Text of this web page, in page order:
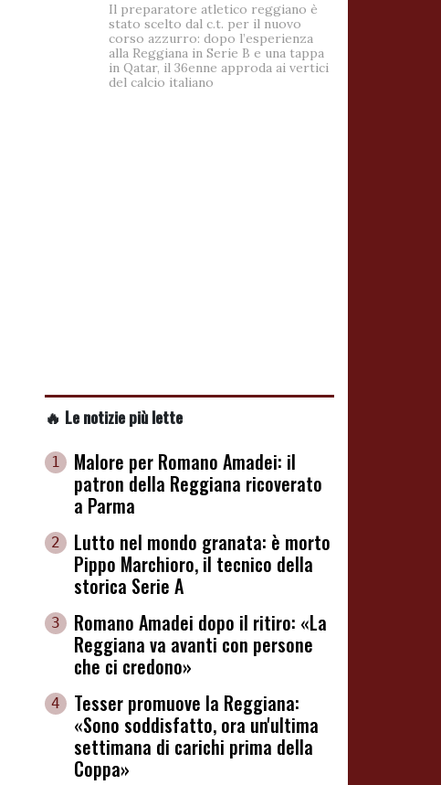
Il preparatore atletico reggiano è
stato scelto dal c.t. per il nuovo
corso azzurro: dopo l’esperienza
alla Reggiana in Serie B e una tappa
in Qatar, il 36enne approda ai vertici
del calcio italiano
🔥 Le notizie più lette
1
Malore per Romano Amadei: il
patron della Reggiana ricoverato
a Parma
2
Lutto nel mondo granata: è morto
Pippo Marchioro, il tecnico della
storica Serie A
3
Romano Amadei dopo il ritiro: «La
Reggiana va avanti con persone
che ci credono»
4
Tesser promuove la Reggiana:
«Sono soddisfatto, ora un'ultima
settimana di carichi prima della
Coppa»